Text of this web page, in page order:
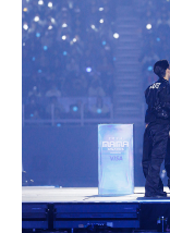
(C) CJ ENM Co., Ltd, All
(C) CJ ENM Co., Ltd, All